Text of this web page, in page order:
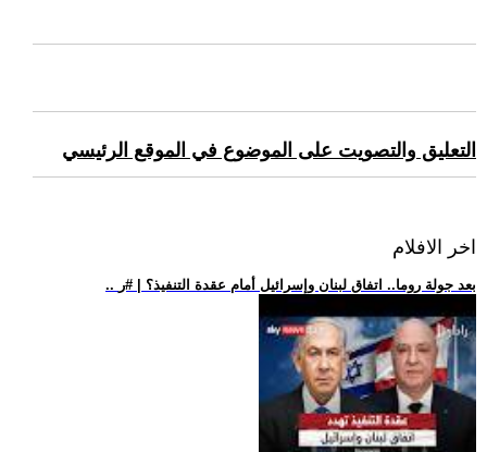
التعليق والتصويت على الموضوع في الموقع الرئيسي
اخر الافلام
.. بعد جولة روما.. اتفاق لبنان وإسرائيل أمام عقدة التنفيذ؟ | #ر